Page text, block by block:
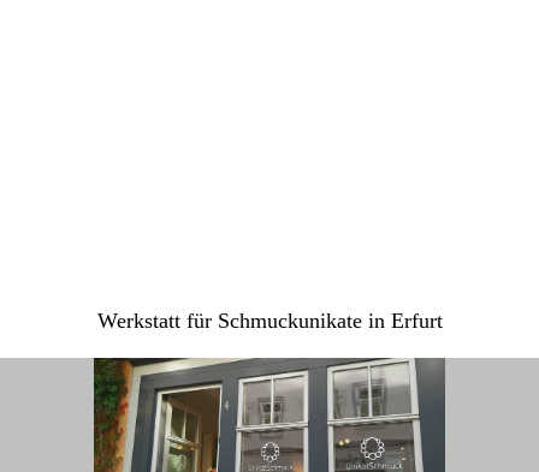
Werkstatt für Schmuckunikate in Erfurt